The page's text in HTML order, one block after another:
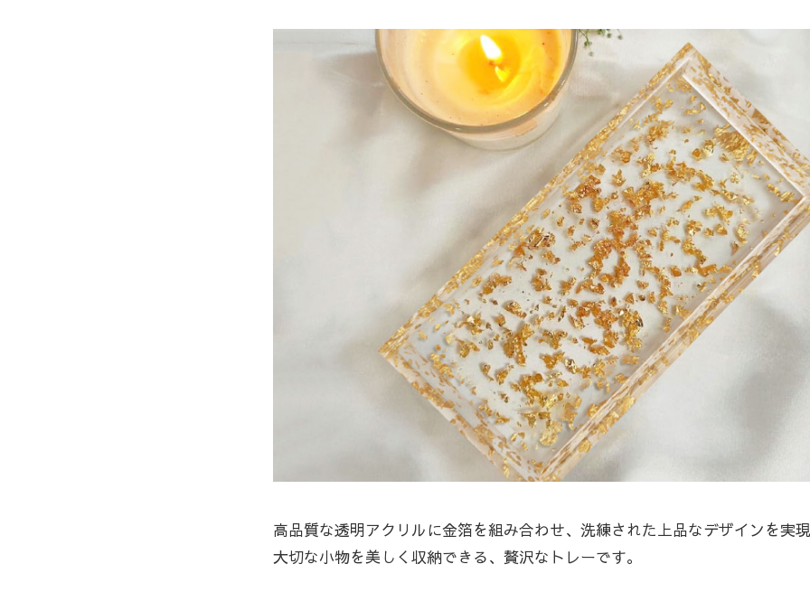
高品質な透明アクリルに金箔を組み合わせ、洗練された上品なデザインを実
大切な小物を美しく収納できる、贅沢なトレーです。